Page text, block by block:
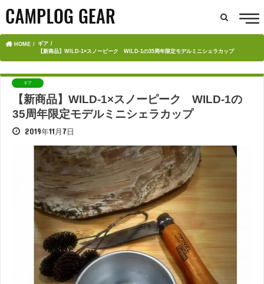
HOME
ギア
【新商品】WILD-1×スノーピーク WILD-1の35周年限定モデルミニシェラカップ
ギア
【新商品】WILD-1×スノーピーク WILD-1の
35周年限定モデルミニシェラカップ
2019年11月7日